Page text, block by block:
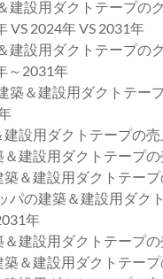
建設用ダクトテープの
VS 2024年 VS 2031年
建設用ダクトテープの
～2031年
築＆建設用ダクトテー
建設用ダクトテープの
＆建設用ダクトテープ
築＆建設用ダクトテー
パの建築＆建設用ダク
年
＆建設用ダクトテープ
築＆建設用ダクトテー